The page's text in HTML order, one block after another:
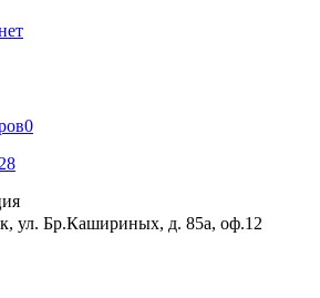
0
ул. Бр.Кашириных, д. 85а, оф.12